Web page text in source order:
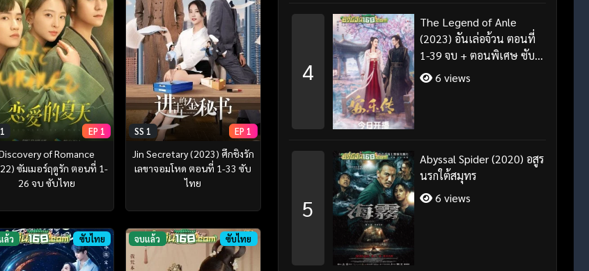
EP 1
of Romance
ซัมเมอร์ฤดูรัก ตอนที่ 1-
26 จบ ซับไทย
SS 1 EP 1
Jin Secretary (2023) ศึกชิงรัก
เลขาจอมโหด ตอนที่ 1-33 ซับ
ไทย
ล้ว ซับไทย จบแล้ว ซับไทย
4
The Legend of Anle
(2023) อันเล่อจ้วน ตอนที่
1-39 จบ + ตอนพิเศษ ซับ
ไทย/พากย์ไทย
6 views
5
Abyssal Spider (2020) อสูร
นรกใต้สมุทร
6 views